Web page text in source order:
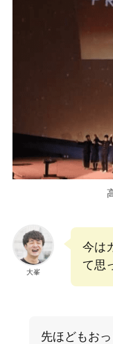
大峯
今は
て思
先ほどもお